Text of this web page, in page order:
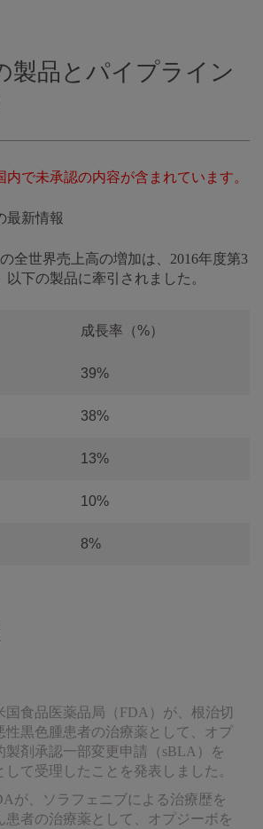
製品とパイプライン
で未承認の内容が含まれています。
最新情報
全世界売上高の増加は、2016年度第3
以下の製品に牽引されました。
成長率（%）
39%
38%
13%
10%
8%
国食品医薬品局（FDA）が、根治切
性黒色腫患者の治療薬として、オプ
製剤承認一部変更申請（sBLA）を
て受理したことを発表しました。
が、ソラフェニブによる治療歴を
患者の治療薬として、オプジーボを